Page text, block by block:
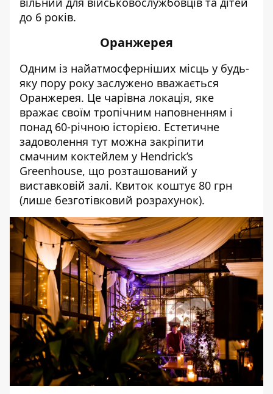
до 6 років.
Оранжерея
Одним із найатмосферніших місць у будь-
яку пору року заслужено вважається
Оранжерея. Це чарівна локація, яке
вражає своїм тропічним наповненням і
понад 60-річною історією. Естетичне
задоволення тут можна закріпити
смачним коктейлем у Hendrick’s
Greenhouse, що розташований у
виставковій залі. Квиток коштує 80 грн
(лише безготівковий розрахунок).